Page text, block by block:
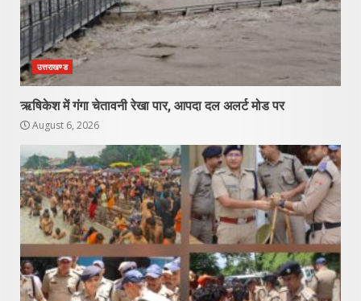
उत्तराखण्ड
ऋषिकेश में गंगा चेतावनी रेखा पार, आपदा दल अलर्ट मोड पर
August 6, 2026